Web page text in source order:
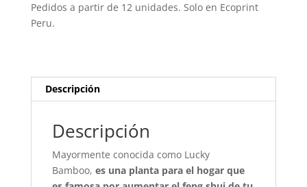
Pedidos a partir de 12 unidades. Solo en Ecoprint
Peru.
Descripción
Descripción
Mayormente conocida como Lucky
Bamboo, es una planta para el hogar que